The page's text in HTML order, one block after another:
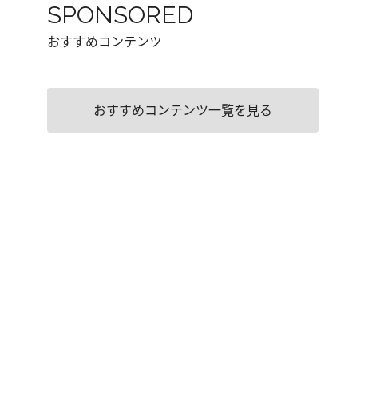
SPONSORED
おすすめコンテンツ
おすすめコンテンツ一覧を見る